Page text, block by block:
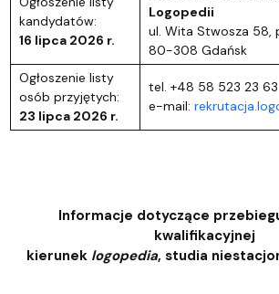
kandydatów:
16 lipca 2026 r.
Logopedii
ul. Wita Stwosza 58,
80-308 Gdańsk
Ogłoszenie listy
osób przyjętych:
23 lipca 2026 r.
tel. +48 58 523 23 63
e-mail:
Informacje dotyczące
kwalifikacyjnej
kierunek logopedia, studia